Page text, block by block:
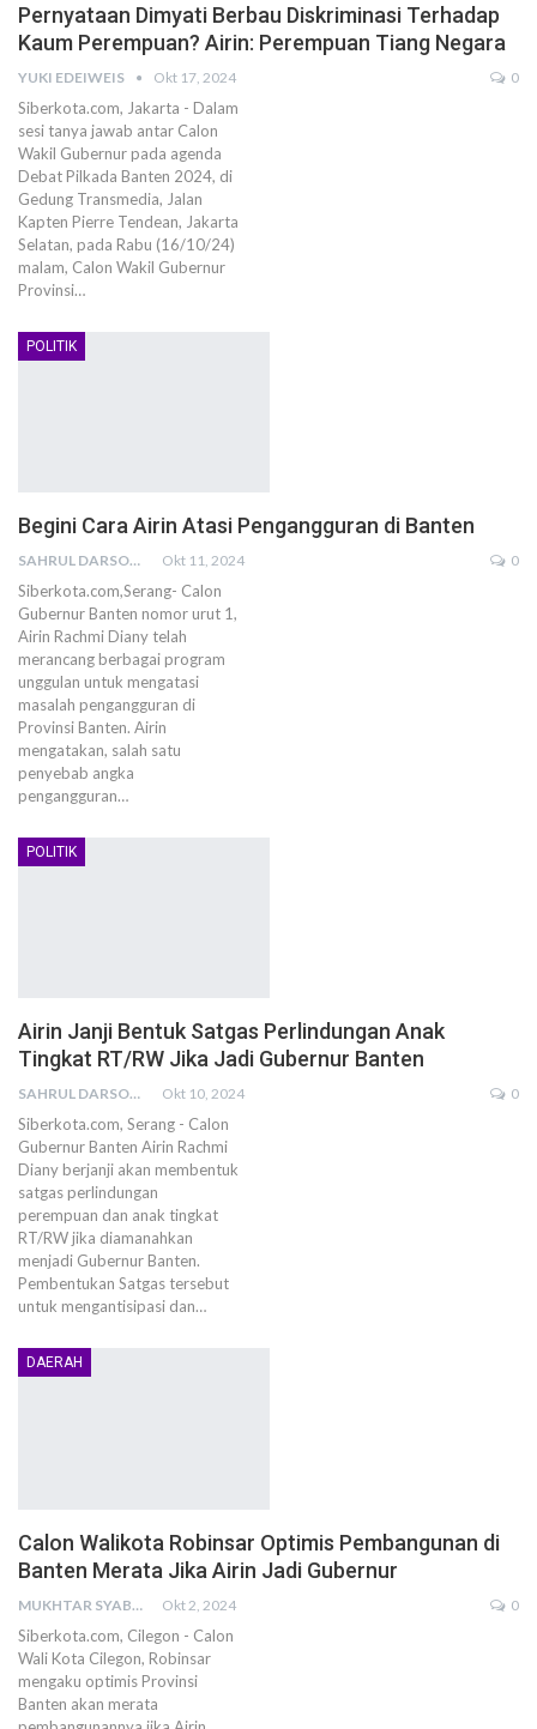
Pernyataan Dimyati Berbau Diskriminasi Terhadap
Kaum Perempuan? Airin: Perempuan Tiang Negara
YUKI EDEIWEIS Okt 17, 2024 0
Siberkota.com, Jakarta - Dalam
sesi tanya jawab antar Calon
Wakil Gubernur pada agenda
Debat Pilkada Banten 2024, di
Gedung Transmedia, Jalan
Kapten Pierre Tendean, Jakarta
Selatan, pada Rabu (16/10/24)
malam, Calon Wakil Gubernur
Provinsi…
POLITIK
Begini Cara Airin Atasi Pengangguran di Banten
SAHRUL DARSONO Okt 11, 2024 0
Siberkota.com,Serang- Calon
Gubernur Banten nomor urut 1,
Airin Rachmi Diany telah
merancang berbagai program
unggulan untuk mengatasi
masalah pengangguran di
Provinsi Banten. Airin
mengatakan, salah satu
penyebab angka
pengangguran…
POLITIK
Airin Janji Bentuk Satgas Perlindungan Anak
Tingkat RT/RW Jika Jadi Gubernur Banten
SAHRUL DARSONO Okt 10, 2024 0
Siberkota.com, Serang - Calon
Gubernur Banten Airin Rachmi
Diany berjanji akan membentuk
satgas perlindungan
perempuan dan anak tingkat
RT/RW jika diamanahkan
menjadi Gubernur Banten.
Pembentukan Satgas tersebut
untuk mengantisipasi dan…
DAERAH
Calon Walikota Robinsar Optimis Pembangunan di
Banten Merata Jika Airin Jadi Gubernur
MUKHTAR SYABANI AMIEN Okt 2, 2024 0
Siberkota.com, Cilegon - Calon
Wali Kota Cilegon, Robinsar
mengaku optimis Provinsi
Banten akan merata